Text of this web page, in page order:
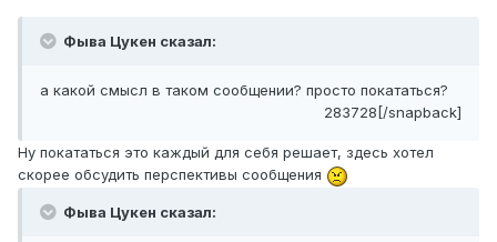
Фыва Цукен сказал:
а какой смысл в таком сообщении? просто покататься?
283728[/snapback]
Ну покататься это каждый для себя решает, здесь хотел
скорее обсудить перспективы сообщения
Фыва Цукен сказал: